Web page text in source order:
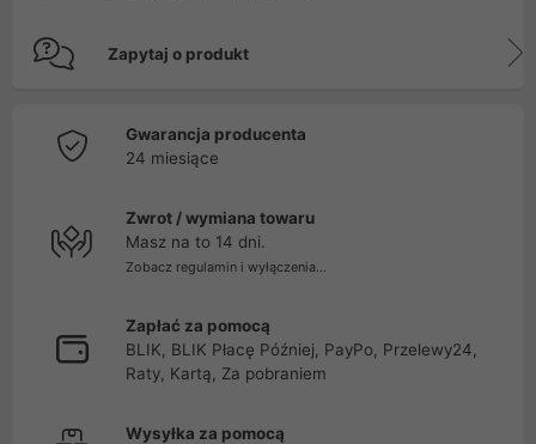
Zapytaj o produkt
Gwarancja producenta
24 miesiące
Zwrot / wymiana towaru
Masz na to 14 dni.
Zobacz regulamin i wyłączenia...
Zapłać za pomocą
BLIK, BLIK Płacę Później, PayPo, Przelewy24,
Raty, Kartą, Za pobraniem
Wysyłka za pomocą